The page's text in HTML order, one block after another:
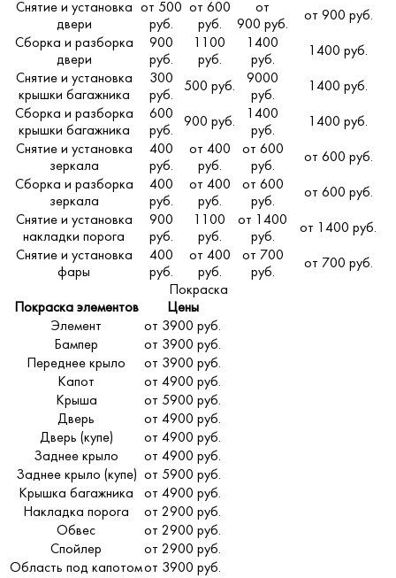
Снятие и установка
двери
от 500
руб.
от 600
руб.
от
900 руб.
от 900 руб.
Сборка и разборка
двери
900
руб.
1100
руб.
1400
руб.
1400 руб.
Снятие и установка
крышки багажника
300
руб.
500 руб.
9000
руб.
1400 руб.
Сборка и разборка
крышки багажника
600
руб.
900 руб.
1400
руб.
1400 руб.
Снятие и установка
зеркала
400
руб.
от 400
руб.
от 600
руб.
от 600 руб.
Сборка и разборка
зеркала
400
руб.
от 400
руб.
от 600
руб.
от 600 руб.
Снятие и установка
накладки порога
900
руб.
1100
руб.
от 1400
руб.
от 1400 руб.
Снятие и установка
фары
400
руб.
от 400
руб.
от 700
руб.
от 700 руб.
Покраска
Покраска элементов
Цены
Элемент
от 3900 руб.
Бампер
от 3900 руб.
Переднее крыло
от 3900 руб.
Капот
от 4900 руб.
Крыша
от 5900 руб.
Дверь
от 4900 руб.
Дверь (купе)
от 4900 руб.
Заднее крыло
от 4900 руб.
Заднее крыло (купе) от 5900 руб.
Крышка багажника
от 4900 руб.
Накладка порога
от 2900 руб.
Обвес
от 2900 руб.
Спойлер
от 2900 руб.
Область под капотомот 3900 руб.